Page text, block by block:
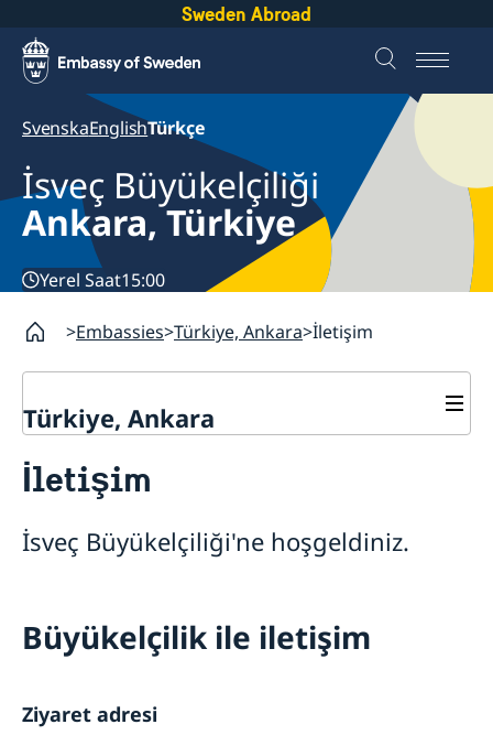
Sweden Abroad
SvenskaEnglishTürkçe
İsveç Büyükelçiliği
Ankara, Türkiye
Yerel Saat15:00
Embassies Türkiye, Ankara İletişim
Türkiye, Ankara
Hakkımızda
Biz İsveç şirketleri için bir kaynağız
Türkiye’deki İsveç Şirketleri
Ticaret Engellerini Bildirin
Güncel
İsveç Sağlık ve Sosyal İşler Bakanı Lena Hallengren
tarafından Dünya Sağlık Örgütü’nün 23 Nisan tarihli
İletişim
İsveç Büyükelçiliği'ne hoşgeldiniz.
Büyükelçilik ile iletişim
Ziyaret adresi